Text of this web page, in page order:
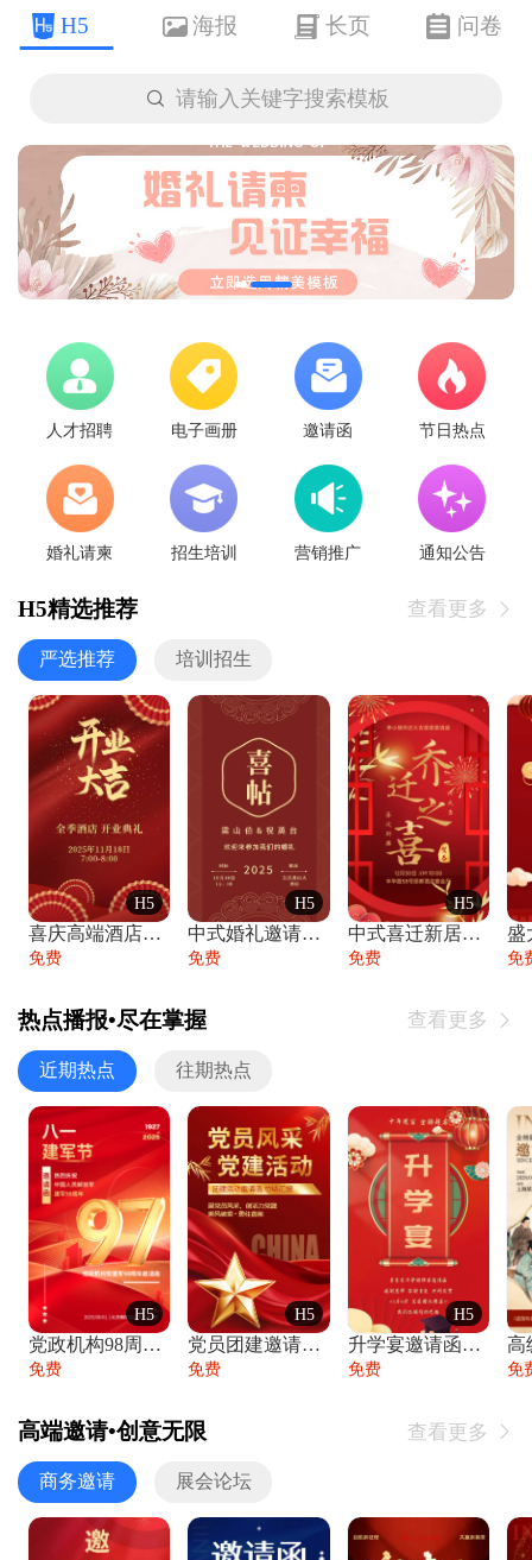
H5 海报 长页 问卷
 请输入关键字搜索模板
人才招聘 电子画册 邀请函 节日热点
婚礼请柬 招生培训 营销推广 通知公告
H5精选推荐 查看更多 
严选推荐 培训招生
H5
喜庆高端酒店开业大吉邀请函
免费
H5
中式婚礼邀请函中国风传统复古婚礼请柬请帖
免费
H5
中式喜迁新居乔迁之喜邀请函宴会请帖
免费 免
热点播报•尽在掌握 查看更多 
近期热点 往期热点
H5
党政机构98周年八一建军节庆祝晚会活动邀
免费
H5
党员团建邀请函党建活动风采党会工作汇报总
免费
H5
升学宴邀请函喜报金榜题名高端谢师宴邀请函
免费 免
高端邀请•创意无限 查看更多 
商务邀请 展会论坛